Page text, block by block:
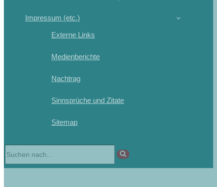
Impressum (etc.)
Externe Links
Medienberichte
Nachtrag
Sinnsprüche und Zitate
Sitemap